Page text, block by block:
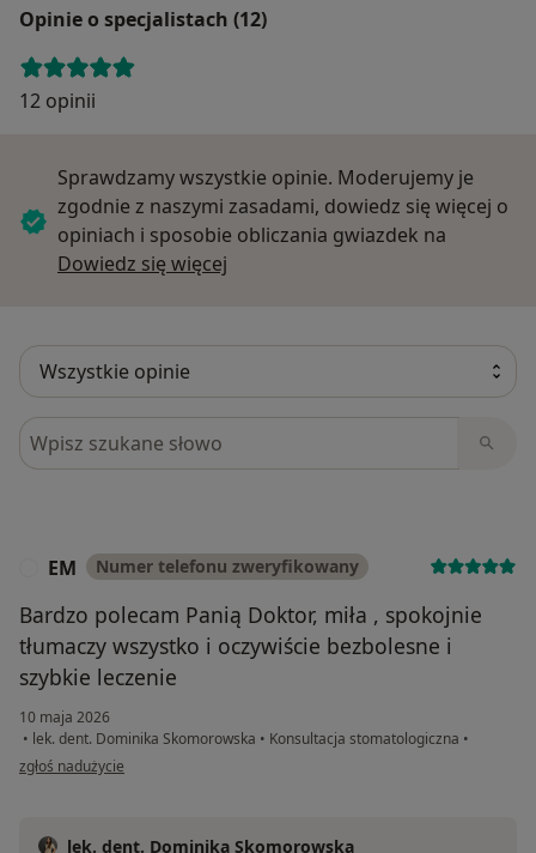
Opinie o specjalistach (12)
12 opinii
Sprawdzamy wszystkie opinie. Moderujemy je
zgodnie z naszymi zasadami, dowiedz się więcej o
opiniach i sposobie obliczania gwiazdek na
Dowiedz się więcej
Szukaj w opiniach
EM Numer telefonu zweryfikowany
Bardzo polecam Panią Doktor, miła , spokojnie
tłumaczy wszystko i oczywiście bezbolesne i
szybkie leczenie
10 maja 2026
• lek. dent. Dominika Skomorowska • Konsultacja stomatologiczna •
w opinii użytkownika EM
zgłoś nadużycie
lek. dent. Dominika Skomorowska